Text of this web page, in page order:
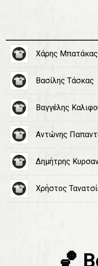
Χάρης Μπατάκας
Βασίλης Τάσκας
Βαγγέλης
Αντώνης
Δημήτρης
Χρήστος
🏀